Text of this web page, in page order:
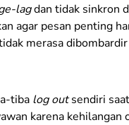
lagdan tidak sinkron
agar pesan penting
merasa
tiba log outsendiri
karena kehilangan